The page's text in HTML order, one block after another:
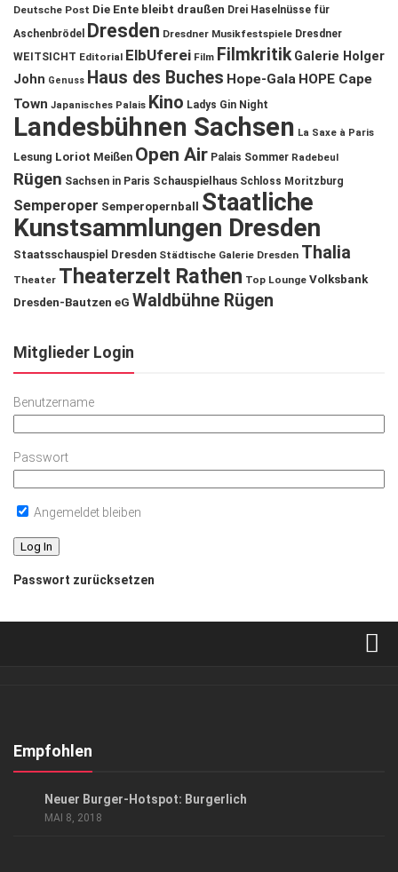
Deutsche Post Die Ente bleibt draußen Drei Haselnüsse für
Aschenbrödel
Dresden Dresdner Musikfestspiele Dresdner
WEITSICHT Editorial ElbUferei Film Filmkritik Galerie Holger
John Genuss Haus des Buches Hope-Gala HOPE Cape
Town Japanisches Palais Kino Ladys Gin Night
Landesbühnen Sachsen La Saxe à Paris
Lesung Loriot Meißen Open Air Palais Sommer Radebeul
Rügen Sachsen in Paris Schauspielhaus Schloss Moritzburg
Semperoper Semperopernball
Staatliche
Kunstsammlungen Dresden
Staatsschauspiel Dresden Städtische Galerie Dresden Thalia
Theater Theaterzelt Rathen Top Lounge Volksbank
Dresden-Bautzen eG Waldbühne Rügen
Mitglieder Login
Benutzername
Passwort
Angemeldet bleiben
Passwort zurücksetzen
Kontakt, Impressum
Empfohlen
Neuer Burger-Hotspot: Burgerlich
MAI 8, 2018